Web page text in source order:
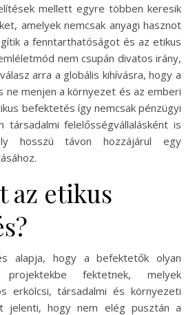
mellett egyre többen keresik
amelyek nemcsak anyagi hasznot
a fenntarthatóságot és az etikus
nem csupán divatos irány,
arra a globális kihívásra, hogy a
ne menjen a környezet és az emberi
befektetés így nemcsak pénzügyi
társadalmi felelősségvállalásként is
hosszú távon hozzájárul egy
az etikus
alapja, hogy a befektetők olyan
fektetnek, melyek
erkölcsi, társadalmi és környezeti
jelenti, hogy nem elég pusztán a